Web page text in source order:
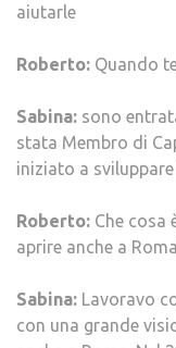
aiutarle
Roberto: Quando
Sabina: sono
stata Membro di
iniziato a
Roberto: Che cosa
aprire anche a
Sabina: Lavoravo
con una grande